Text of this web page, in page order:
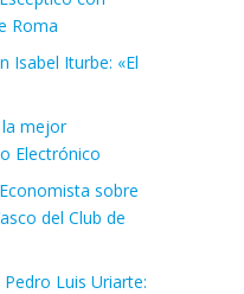
Roma
Isabel Iturbe: «El
la mejor
Electrónico
sobre
del Club de
Luis Uriarte: